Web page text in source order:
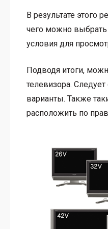
В результате этого
чего можно выбрать
условия для
Подводя итоги,
телевизора.
варианты. Также
расположить по